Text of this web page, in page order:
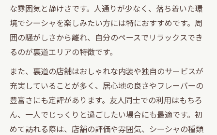
な雰囲気と静けさです。人通りが少なく、落ち着いた環
境でシーシャを楽しみたい方には特におすすめです。周
囲の騒がしさから離れ、自分のペースでリラックスでき
るのが裏道エリアの特徴です。
また、裏道の店舗はおしゃれな内装や独自のサービスが
充実していることが多く、居心地の良さやフレーバーの
豊富さにも定評があります。友人同士での利用はもちろ
ん、一人でじっくりと過ごしたい場合にも最適です。初
めて訪れる際は、店舗の評価や雰囲気、シーシャの種類